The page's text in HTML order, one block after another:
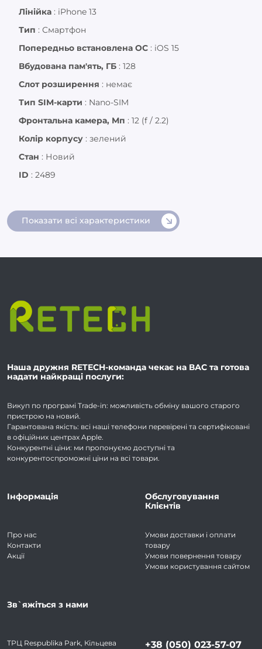
Лінійка : iPhone 13
Тип : Смартфон
Попередньо встановлена ОС : iOS 15
Вбудована пам'ять, ГБ : 128
Слот розширення : немає
Тип SIM-карти : Nano-SIM
Фронтальна камера, Мп : 12 (f / 2.2)
Колір корпусу : зелений
Стан : Новий
ID : 2489
Показати всі характеристики
Наша дружня RETECH-команда чекає на ВАС та готова
надати найкращі послуги:
Викуп по програмі Trade-in: можливість обміну вашого старого
пристрою на новий.
Гарантована якість: всі наші телефони перевірені та сертифіковані
в офіційних центрах Apple.
Конкурентні ціни: ми пропонуємо доступні та
конкурентоспроможні ціни на всі товари.
Інформація
Про нас
Контакти
Акції
Обслуговування
Клієнтів
Умови доставки і оплати
товару
Умови повернення товару
Умови користування сайтом
Зв`яжіться з нами
ТРЦ Respublika Park, Кільцева +38 (050) 023-57-07